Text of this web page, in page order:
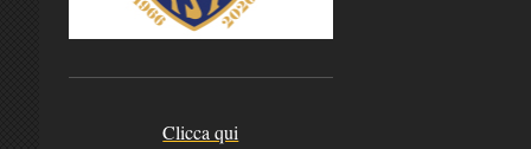
Clicca qui